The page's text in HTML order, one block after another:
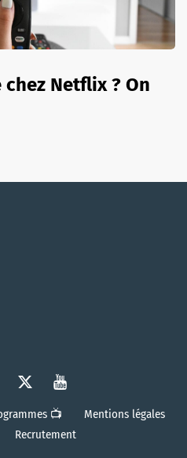
Netflix ? On
📺
Mentions légales
Recrutement